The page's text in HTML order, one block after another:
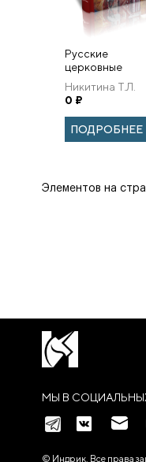
Русские
церковные
стенные
1670–1680-х
годов
Никитина Т.Л.
0 ₽
ПОДРОБНЕЕ
Элементов на
МЫ В
© Индрик. Все права